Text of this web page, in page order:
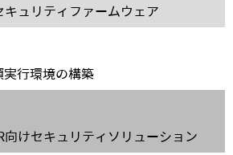
ュリティファームウェア
行環境の構築
けセキュリティソリューション